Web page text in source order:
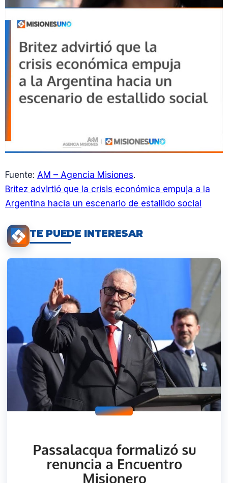
Fuente: AM – Agencia Misiones.
Britez advirtió que la crisis económica empuja a la
Argentina hacia un escenario de estallido social
TE PUEDE INTERESAR